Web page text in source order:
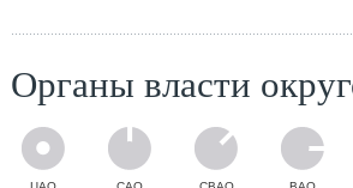
Органы власти